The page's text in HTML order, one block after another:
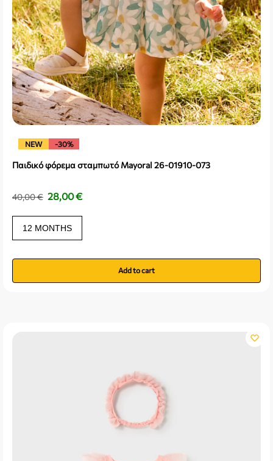
NEW -30%
Παιδικό φόρεμα σταμπωτό Mayoral 26-01910-073
40,00€ 28,00€
12 MONTHS
Add to cart